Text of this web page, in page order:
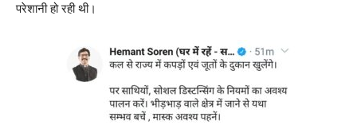
परेशानी हो रही थी।